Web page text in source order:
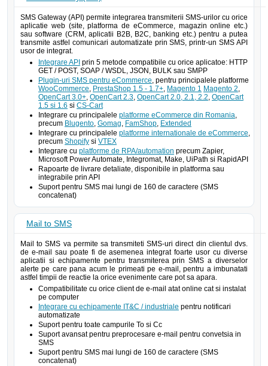
SMS Gateway (API) permite integrarea transmiterii SMS-urilor cu orice
aplicatie web (site, platforma de eCommerce, magazin online etc.)
sau software (CRM, aplicatii B2B, B2C, banking etc.) pentru a putea
transmite astfel comunicari automatizate prin SMS, printr-un SMS API
usor de integrat.
Integrare API prin 5 metode compatibile cu orice aplicatoe: HTTP
GET / POST, SOAP / WSDL, JSON, BULK sau SMPP
Plugin-uri SMS pentru eCommerce, pentru principalele platforme
WooCommerce, PrestaShop 1.5 - 1.7+, Magento 1 Magento 2,
OpenCart 3.0+, OpenCart 2.3, OpenCart 2.0, 2.1, 2.2, OpenCart
1.5 si 1.6 si CS-Cart
Integrare cu principalele platforme eCommerce din Romania,
precum Blugento, Gomag, FamShop, Extended
Integrare cu principalele platforme internationale de eCommerce,
precum Shopify si VTEX
Integrare cu platforme de RPA/automation precum Zapier,
Microsoft Power Automate, Integromat, Make, UiPath si RapidAPI
Rapoarte de livrare detaliate, disponibile in platforma sau
integrabile prin API
Suport pentru SMS mai lungi de 160 de caractere (SMS
concatenat)
Mail to SMS
Mail to SMS va permite sa transmiteti SMS-uri direct din clientul dvs.
de e-mail sau poate fi de asemenea integrat foarte usor cu diverse
aplicatii si echipamente pentru transmiterea prin SMS a diverselor
alerte pe care pana acum le primeati pe e-mail, pentru a imbunatati
astfel timpii de reactie la orice evenimente care pot sa apara.
Compatibilitate cu orice client de e-mail atat online cat si instalat
pe computer
Integrare cu echipamente IT&C / industriale pentru notificari
automatizate
Suport pentru toate campurile To si Cc
Suport avansat pentru preprocesare e-mail pentru convetsia in
SMS
Suport pentru SMS mai lungi de 160 de caractere (SMS
concatenat)